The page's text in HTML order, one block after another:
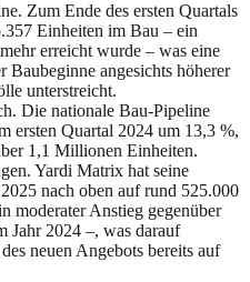
Zum Ende des ersten Quartals
Einheiten im Bau – ein
erreicht wurde – was eine
Baubeginne angesichts höherer
unterstreicht.
Die nationale Bau-Pipeline
ersten Quartal 2024 um 13,3 %,
1,1 Millionen Einheiten.
Yardi Matrix hat seine
nach oben auf rund 525.000
moderater Anstieg gegenüber
Jahr 2024 –, was darauf
neuen Angebots bereits auf